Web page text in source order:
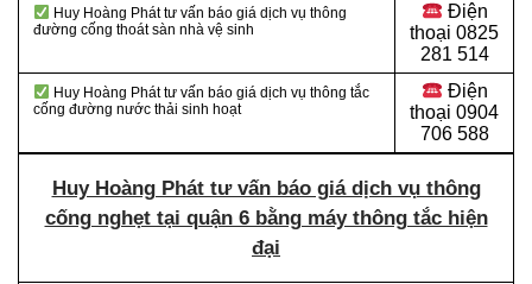
Huy Hoàng Phát tư vấn báo giá dịch vụ thông
đường cống thoát sàn nhà vệ sinh
Điện
thoại 0825
281 514
Huy Hoàng Phát tư vấn báo giá dịch vụ thông tắc
cống đường nước thải sinh hoạt
Điện
thoại 0904
706 588
Huy Hoàng Phát tư vấn báo giá dịch vụ thông
cống nghẹt tại quận 6 bằng máy thông tắc hiện
đại